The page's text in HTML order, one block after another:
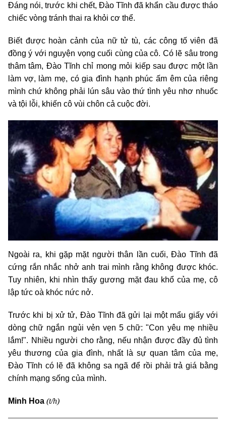
Đáng nói, trước khi chết, Đào Tĩnh đã khẩn cầu được tháo
chiếc vòng tránh thai ra khỏi cơ thể.
Biết được hoàn cảnh của nữ tử tù, các công tố viên đã
đồng ý với nguyện vọng cuối cùng của cô. Có lẽ sâu trong
thâm tâm, Đào Tĩnh chỉ mong mỏi kiếp sau được một lần
làm vợ, làm mẹ, có gia đình hạnh phúc ấm êm của riêng
mình chứ không phải lún sâu vào thứ tình yêu nhơ nhuốc
và tội lỗi, khiến cô vùi chôn cả cuộc đời.
Ngoài ra, khi gặp mặt người thân lần cuối, Đào Tĩnh đã
cứng rắn nhắc nhở anh trai mình rằng không được khóc.
Tuy nhiên, khi nhìn thấy gương mặt đau khổ của mẹ, cô
lập tức oà khóc nức nở.
Trước khi bị xử tử, Đào Tĩnh đã gửi lại một mẩu giấy với
dòng chữ ngắn ngủi vẻn vẹn 5 chữ: "Con yêu mẹ nhiều
lắm!". Nhiều người cho rằng, nếu nhận được đầy đủ tình
yêu thương của gia đình, nhất là sự quan tâm của mẹ,
Đào Tĩnh có lẽ đã không sa ngã để rồi phải trả giá bằng
chính mạng sống của mình.
Minh Hoa (t/h)